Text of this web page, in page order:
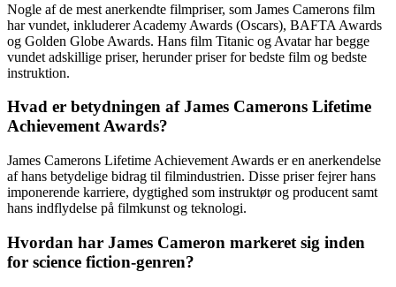
Nogle af de mest anerkendte filmpriser, som James Camerons film
har vundet, inkluderer Academy Awards (Oscars), BAFTA Awards
og Golden Globe Awards. Hans film Titanic og Avatar har begge
vundet adskillige priser, herunder priser for bedste film og bedste
instruktion.
Hvad er betydningen af ​​James Camerons Lifetime
Achievement Awards?
James Camerons Lifetime Achievement Awards er en anerkendelse
af hans betydelige bidrag til filmindustrien. Disse priser fejrer hans
imponerende karriere, dygtighed som instruktør og producent samt
hans indflydelse på filmkunst og teknologi.
Hvordan har James Cameron markeret sig inden
for science fiction-genren?